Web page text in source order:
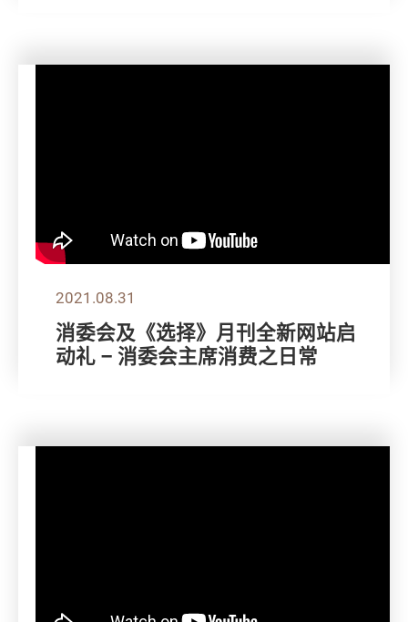
2021.08.31
消委会及《选择》月刊全新网站启
动礼 – 消委会主席消费之日常